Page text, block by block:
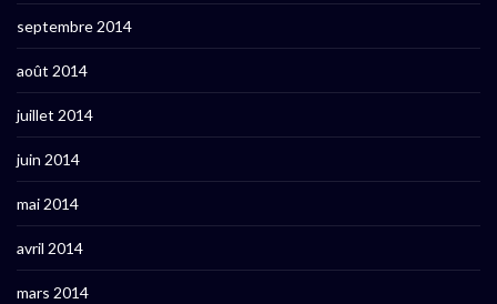
septembre 2014
août 2014
juillet 2014
juin 2014
mai 2014
avril 2014
mars 2014